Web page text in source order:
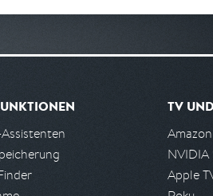
TV
NVIDIA
Apple